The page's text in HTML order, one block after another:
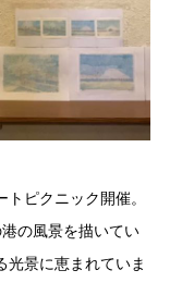
ピクニック開催。
の風景を描いてい
光景に恵まれていま